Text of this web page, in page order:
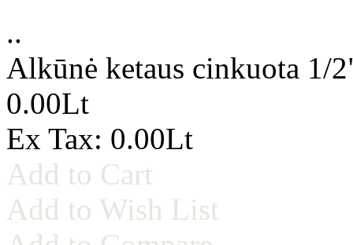
..
Alkūnė ketaus cinkuota 1/
0.00Lt
Ex Tax: 0.00Lt
Add to Cart
Add to Wish List